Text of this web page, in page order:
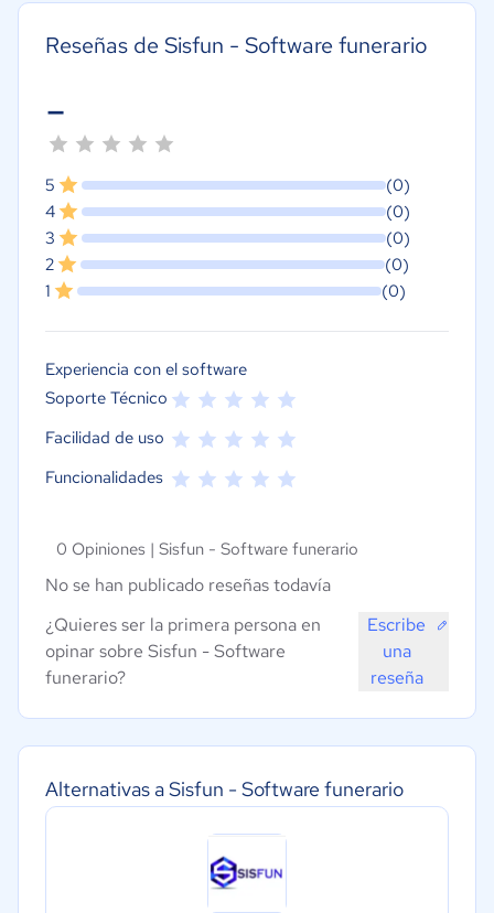
Alternativas a Sisfun - Software funerario
Reseñas de Sisfun - Software funerario
-
5
(0)
4
(0)
3
(0)
2
(0)
1
(0)
Experiencia con el software
Soporte Técnico
Facilidad de uso
Funcionalidades
0 Opiniones | Sisfun - Software funerario
No se han publicado reseñas todavía
¿Quieres ser la primera persona en
opinar sobre Sisfun - Software
funerario?
Escribe
una
reseña